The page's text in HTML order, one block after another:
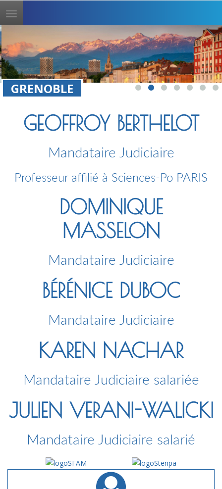
Toggle
navigation
GRENOBLE
GEOFFROY BERTHELOT
Mandataire Judiciaire
Professeur affilié à Sciences-Po PARIS
DOMINIQUE
MASSELON
Mandataire Judiciaire
BÉRÉNICE DUBOC
Mandataire Judiciaire
KAREN NACHAR
Mandataire Judiciaire salariée
JULIEN VERANI-WALICKI
Mandataire Judiciaire salarié